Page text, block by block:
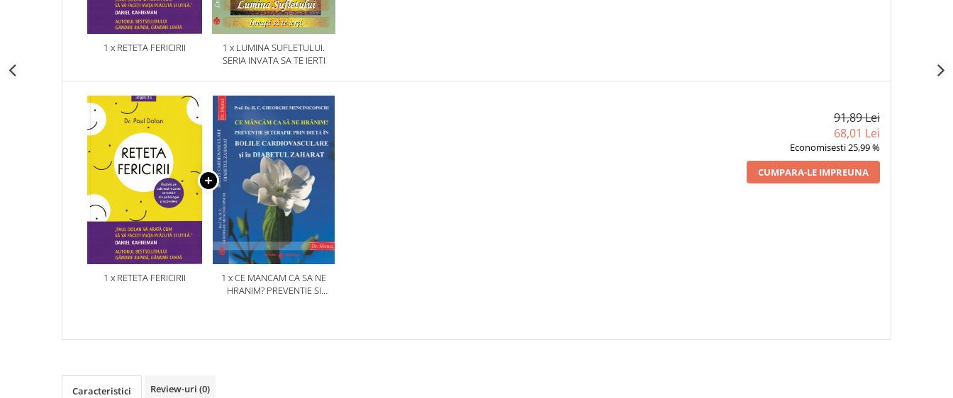
1 x RETETA FERICIRII
1 x LUMINA SUFLETULUI.
SERIA INVATA SA TE IERTI
1 x RETETA FERICIRII
1 x CE MANCAM CA SA NE
HRANIM? PREVENTIE SI
91,89 Lei
68,01 Lei
Economisesti 25,99 %
CUMPARA-LE IMPREUNA
Caracteristici Review-uri (0)